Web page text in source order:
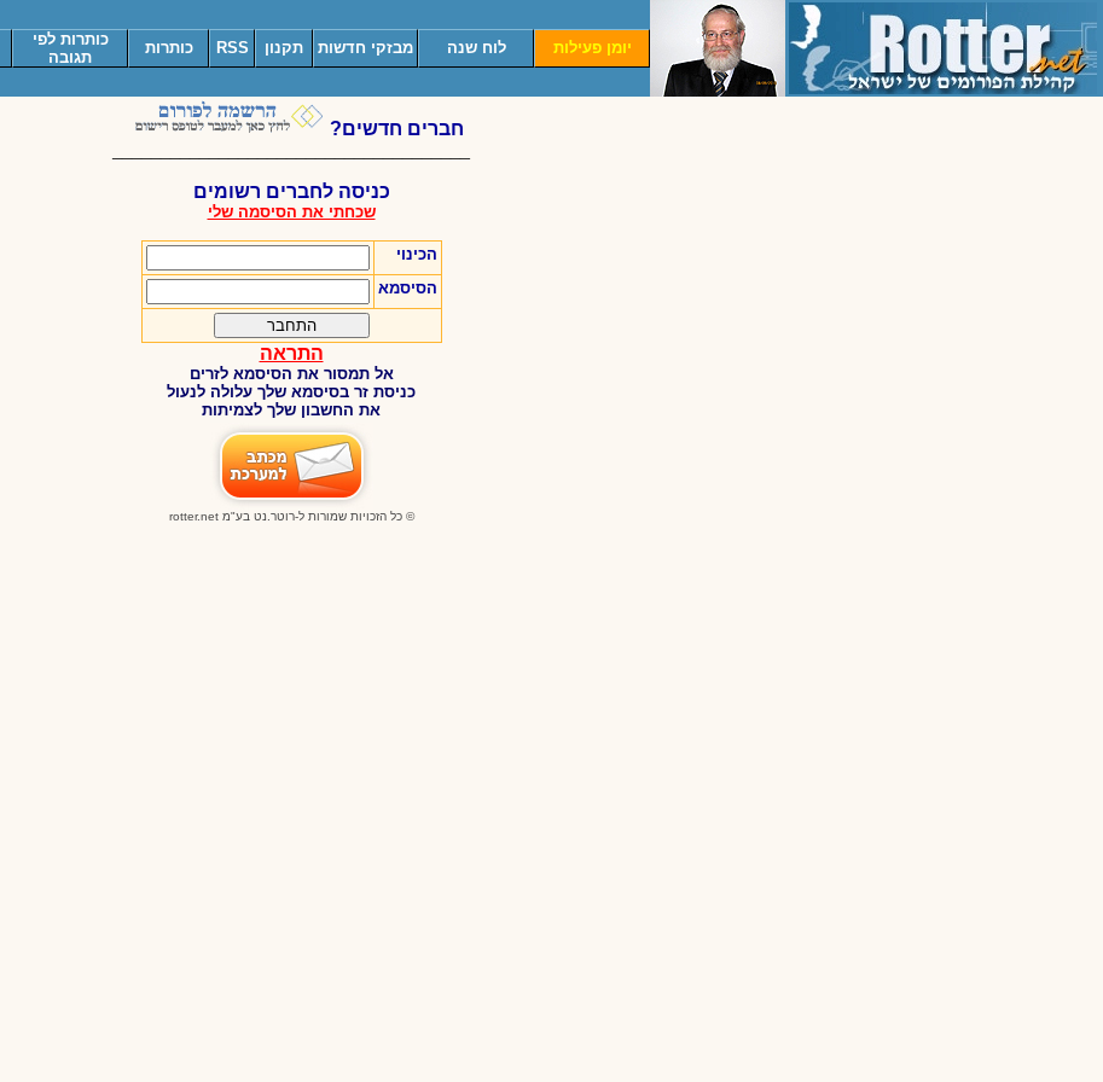
יומן פעילות לוח שנה מבזקי חדשות תקנון RSS כותרות
כותרות לפי
תגובה
חברים חדשים?
כניסה לחברים רשומים
שכחתי את הסיסמה שלי
הכינוי
הסיסמא
התראה
אל תמסור את הסיסמא לזרים
כניסת זר בסיסמא שלך עלולה לנעול
את החשבון שלך לצמיתות
© כל הזכויות שמורות ל-רוטר.נט בע"מrotter.net